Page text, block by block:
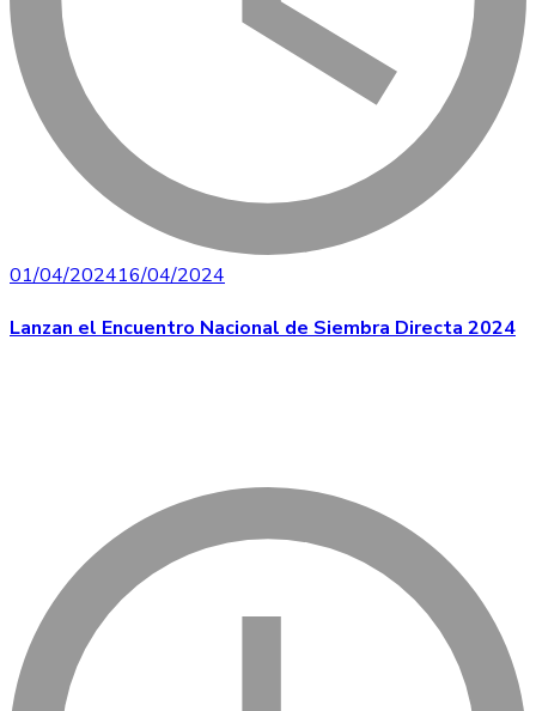
01/04/202416/04/2024
Lanzan el Encuentro Nacional de Siembra Directa 2024